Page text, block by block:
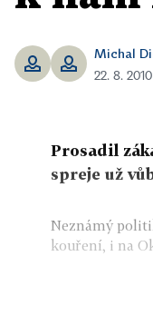
Michal
22. 8.
Prosadil
spreje už
Neznámý
kouření, i na